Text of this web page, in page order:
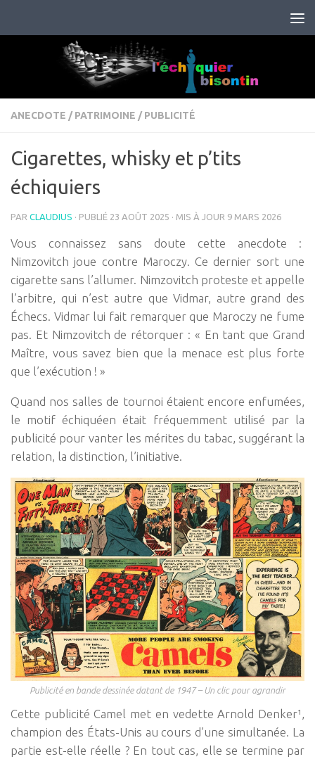
ANECDOTE / PATRIMOINE / PUBLICITÉ
Cigarettes, whisky et p’tits
échiquiers
PAR CLAUDIUS · PUBLIÉ 23 AOÛT 2025 · MIS À JOUR 9 MARS 2026
Vous connaissez sans doute cette anecdote :
Nimzovitch joue contre Maroczy. Ce dernier sort une
cigarette sans l’allumer. Nimzovitch proteste et appelle
l’arbitre, qui n’est autre que Vidmar, autre grand des
Échecs. Vidmar lui fait remarquer que Maroczy ne fume
pas. Et Nimzovitch de rétorquer : « En tant que Grand
Maître, vous savez bien que la menace est plus forte
que l’exécution ! »
Quand nos salles de tournoi étaient encore enfumées,
le motif échiquéen était fréquemment utilisé par la
publicité pour vanter les mérites du tabac, suggérant la
relation, la distinction, l’initiative.
Publicité en bande dessinée datant de 1947 – Un clic pour agrandir
Cette publicité Camel met en vedette Arnold Denker¹,
champion des États-Unis au cours d’une simultanée. La
partie est-elle réelle ? En tout cas, elle se termine par